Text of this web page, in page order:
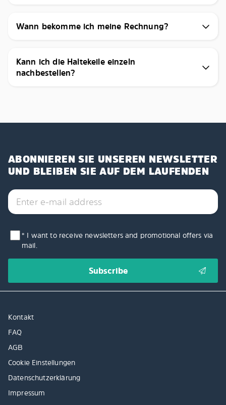
Wann bekomme ich meine Rechnung?
Kann ich die Haltekeile einzeln
nachbestellen?
ABONNIEREN SIE UNSEREN NEWSLETTER
UND BLEIBEN SIE AUF DEM LAUFENDEN
* I want to receive newsletters and promotional offers via
mail.
Kontakt
FAQ
AGB
Cookie Einstellungen
Datenschutzerklärung
Impressum